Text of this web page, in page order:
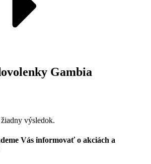
Gambia
výsledok.
Vás informovať o akciách a